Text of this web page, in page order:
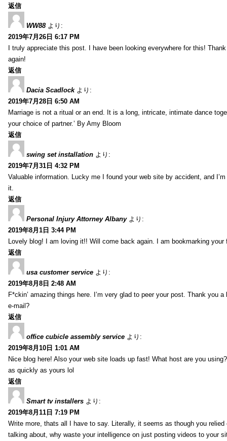
返信
WW88 より:
2019年7月26日 6:17 PM
I truly appreciate this post. I have been looking everywhere for this!
again!
返信
Dacia Scadlock より:
2019年7月28日 6:50 AM
Marriage is not a ritual or an end. It is a long, intricate, intimate dance
your choice of partner.’ By Amy Bloom
返信
swing set installation より:
2019年7月31日 4:32 PM
Valuable information. Lucky me I found your web site by accident, and
it.
返信
Personal Injury Attorney Albany より:
2019年8月1日 3:44 PM
Lovely blog! I am loving it!! Will come back again. I am bookmarking your
返信
usa customer service より:
2019年8月8日 2:48 AM
F*ckin’ amazing things here. I’m very glad to peer your post. Thank you
e-mail?
返信
office cubicle assembly service より:
2019年8月10日 1:01 AM
Nice blog here! Also your web site loads up fast! What host are you
as quickly as yours lol
返信
Smart tv installers より:
2019年8月11日 7:19 PM
Write more, thats all I have to say. Literally, it seems as though you
talking about, why waste your intelligence on just posting videos to your